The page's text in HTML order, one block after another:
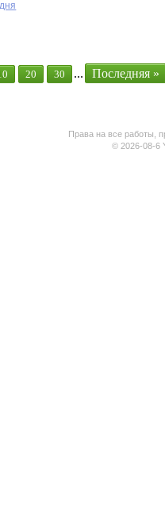
20 30 ... Последняя »
Права на все работы,
© 2026-08-6